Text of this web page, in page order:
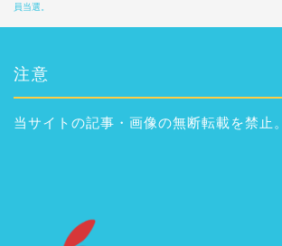
員当選。
注意
当サイトの記事・画像の無断転載を禁止。